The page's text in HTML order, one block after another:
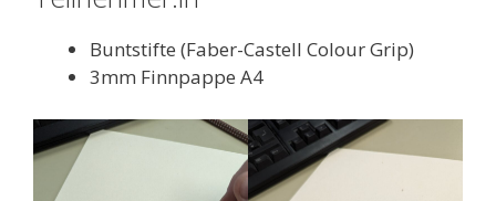
Buntstifte (Faber-Castell Colour Grip)
3mm Finnpappe A4